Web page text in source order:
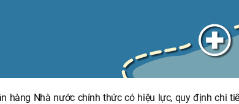
hàng Nhà nước chính thức có hiệu lực, quy định chi